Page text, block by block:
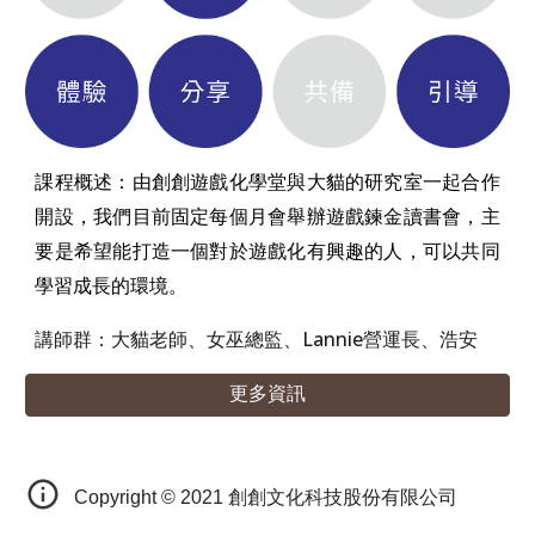
課程概述： 由創創遊戲化學堂與大貓的研究室一起合作
開設，我們目前固定每個月會舉辦遊戲鍊金讀書會，主
要是希望能打造一個對於遊戲化有興趣的人，可以共同
學習成長的環境。
講師群：大貓老師、女巫總監、Lannie營運長、浩安
更多資訊
Copyright © 2021 創創文化科技股份有限公司